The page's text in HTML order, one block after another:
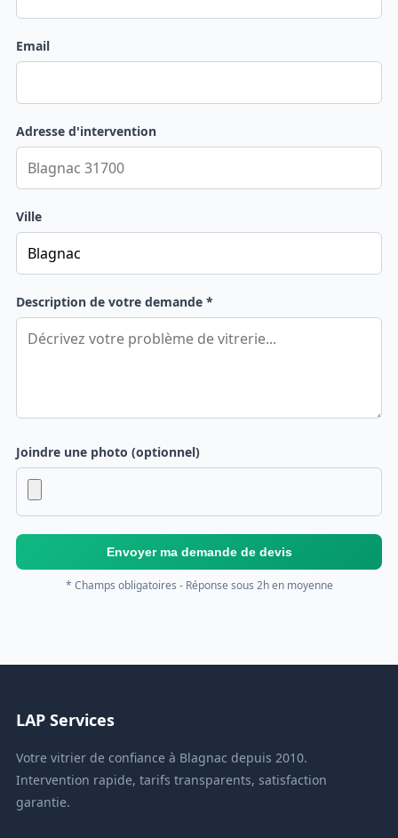
Email
Adresse d'intervention
Ville
Description de votre demande *
Joindre une photo (optionnel)
Envoyer ma demande de devis
* Champs obligatoires - Réponse sous 2h en moyenne
LAP Services
Votre vitrier de confiance à Blagnac depuis 2010.
Intervention rapide, tarifs transparents, satisfaction
garantie.